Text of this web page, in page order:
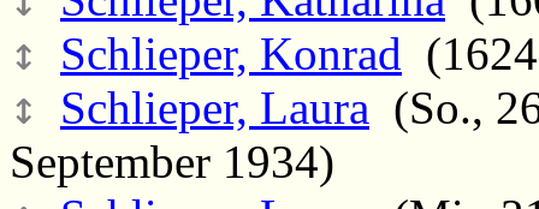
↕ Schlieper, Konrad
↕ Schlieper, Laura (So.,
September 1934)